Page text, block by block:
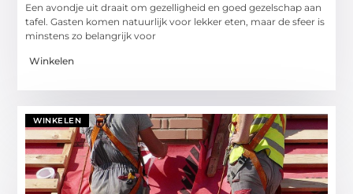
Een avondje uit draait om gezelligheid en goed gezelschap aan
tafel. Gasten komen natuurlijk voor lekker eten, maar de sfeer is
minstens zo belangrijk voor
Winkelen
WINKELEN